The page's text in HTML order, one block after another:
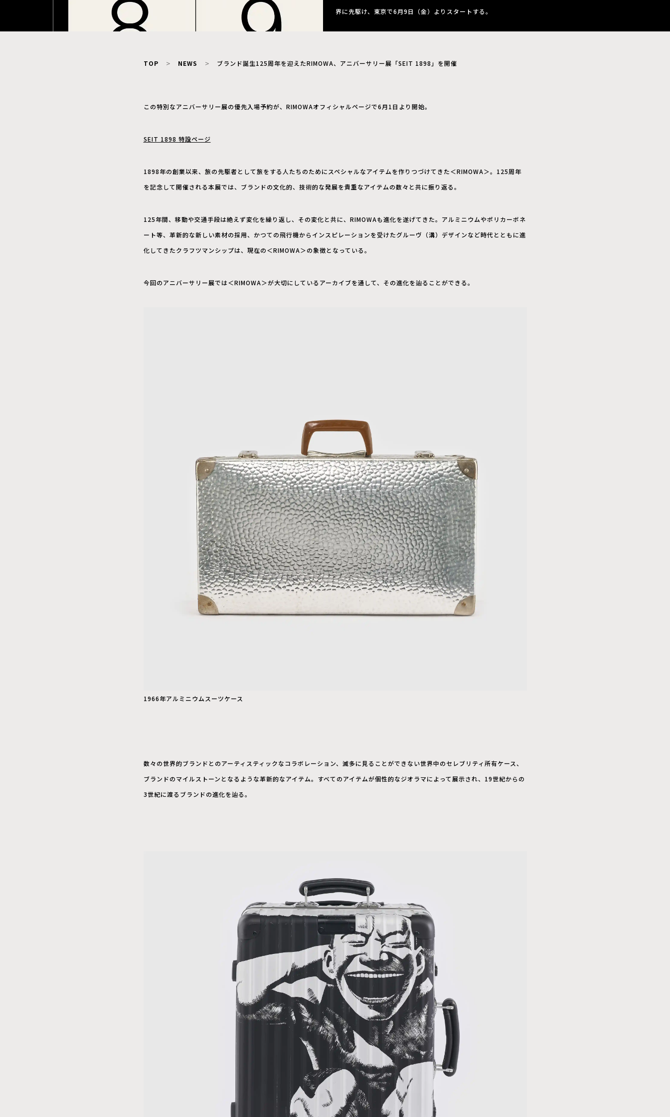
界に先駆け、東京で6月9日（金）よりスタートする。
TOP NEWS ブランド誕生125周年を迎えたRIMOWA、アニバーサリー展「SEIT 1898」を開催
この特別なアニバーサリー展の優先入場予約が、RIMOWAオフィシャルページで6月1日より開始。
SEIT 1898 特設ページ
1898年の創業以来、旅の先駆者として旅をする人たちのためにスペシャルなアイテムを作りつづけてきた＜RIMOWA＞。125周年
を記念して開催される本展では、ブランドの文化的、技術的な発展を貴重なアイテムの数々と共に振り返る。
125年間、移動や交通手段は絶えず変化を繰り返し、その変化と共に、RIMOWAも進化を遂げてきた。アルミニウムやポリカーボネ
ート等、革新的な新しい素材の採用、かつての飛行機からインスピレーションを受けたグルーヴ（溝）デザインなど時代とともに進
化してきたクラフツマンシップは、現在の＜RIMOWA＞の象徴となっている。
今回のアニバーサリー展では＜RIMOWA＞が大切にしているアーカイブを通して、その進化を辿ることができる。
1966年アルミニウムスーツケース
数々の世界的ブランドとのアーティスティックなコラボレーション、滅多に見ることができない世界中のセレブリティ所有ケース、
ブランドのマイルストーンとなるような革新的なアイテム。すべてのアイテムが個性的なジオラマによって展示され、19世紀からの
3世紀に渡るブランドの進化を辿る。